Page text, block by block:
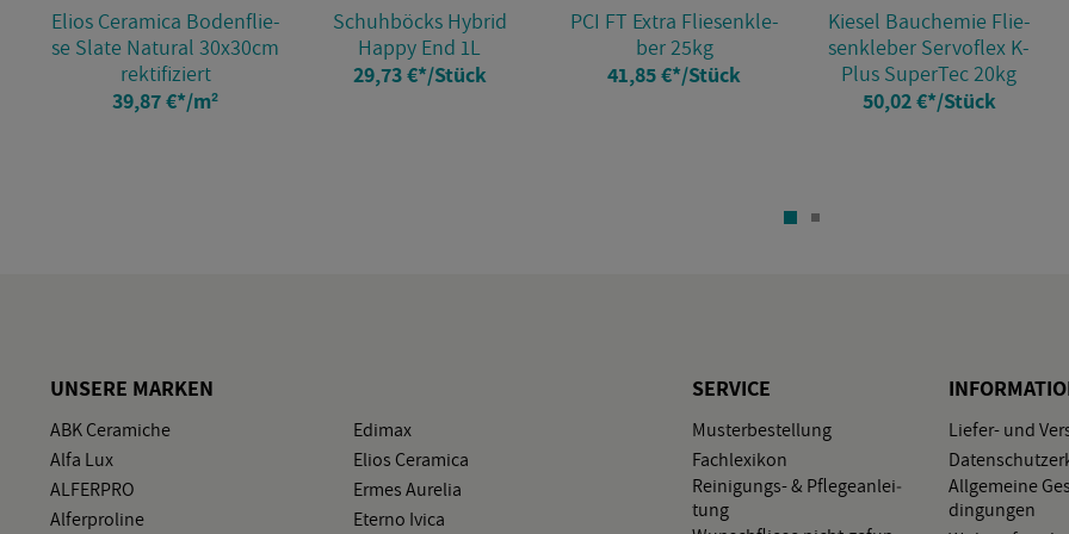
Elios Ce­ra­mi­ca Bo­den­flie­
se Slate Na­tu­ral 30x30cm
rek­ti­fi­ziert
39,87 €*/m²
Schuh­böcks Hy­brid
Happy End 1L
29,73 €*/Stück
PCI FT Extra Flie­sen­kle­
ber 25kg
41,85 €*/Stück
Kie­sel Bau­che­mie Flie­
sen­kle­ber Ser­vof­lex K-
Plus Su­per­Tec 20kg
50,02 €*/Stück
UN­SE­RE MAR­KEN
ABK Ce­ra­mi­che
Alfa Lux
AL­FER­PRO
Al­fer­pro­li­ne
Edi­max
Elios Ce­ra­mi­ca
Ermes Au­re­lia
Eter­no Ivica
SER­VICE
Mus­ter­be­stel­lung
Fach­le­xi­kon
Rei­ni­gungs- & Pfle­ge­an­lei­
tung
Lie­fer- und
All­ge­mei­ne
din­gun­gen